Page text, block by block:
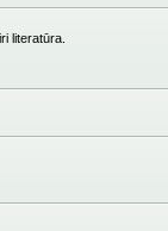
literatūra.